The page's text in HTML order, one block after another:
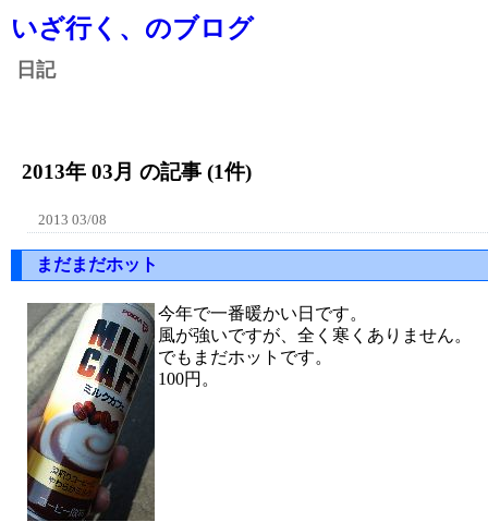
いざ行く、のブログ
日記
2013年 03月 の記事 (1件)
2013 03/08
まだまだホット
今年で一番暖かい日です。
風が強いですが、全く寒くありません。
でもまだホットです。
100円。